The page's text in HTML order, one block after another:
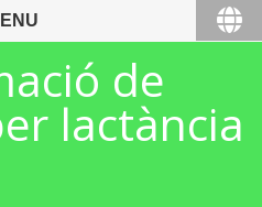
de
lactància